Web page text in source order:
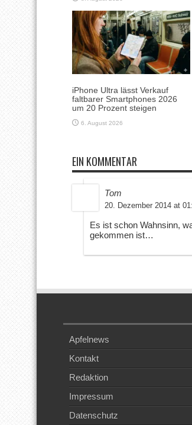
iPhone Ultra lässt Verkauf
faltbarer Smartphones 2026
um 20 Prozent steigen
6. August 2026
EIN KOMMENTAR
Tom
20. Dezember 2014 at
Es ist schon Wahnsinn,
gekommen ist…
Apfelnews
Kontakt
Redaktion
Impressum
Datenschutz